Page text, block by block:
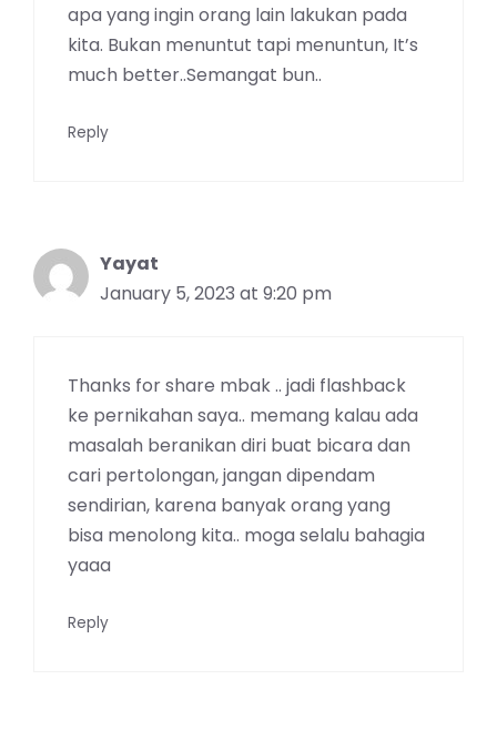
apa yang ingin orang lain lakukan pada
kita. Bukan menuntut tapi menuntun, It’s
much better..Semangat bun..
Reply
Yayat
January 5, 2023 at 9:20 pm
Thanks for share mbak .. jadi flashback
ke pernikahan saya.. memang kalau ada
masalah beranikan diri buat bicara dan
cari pertolongan, jangan dipendam
sendirian, karena banyak orang yang
bisa menolong kita.. moga selalu bahagia
yaaa
Reply